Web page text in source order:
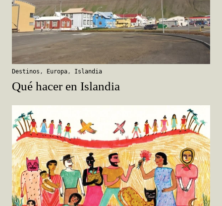
Destinos , Europa, Islandia
Qué hacer en Islandia